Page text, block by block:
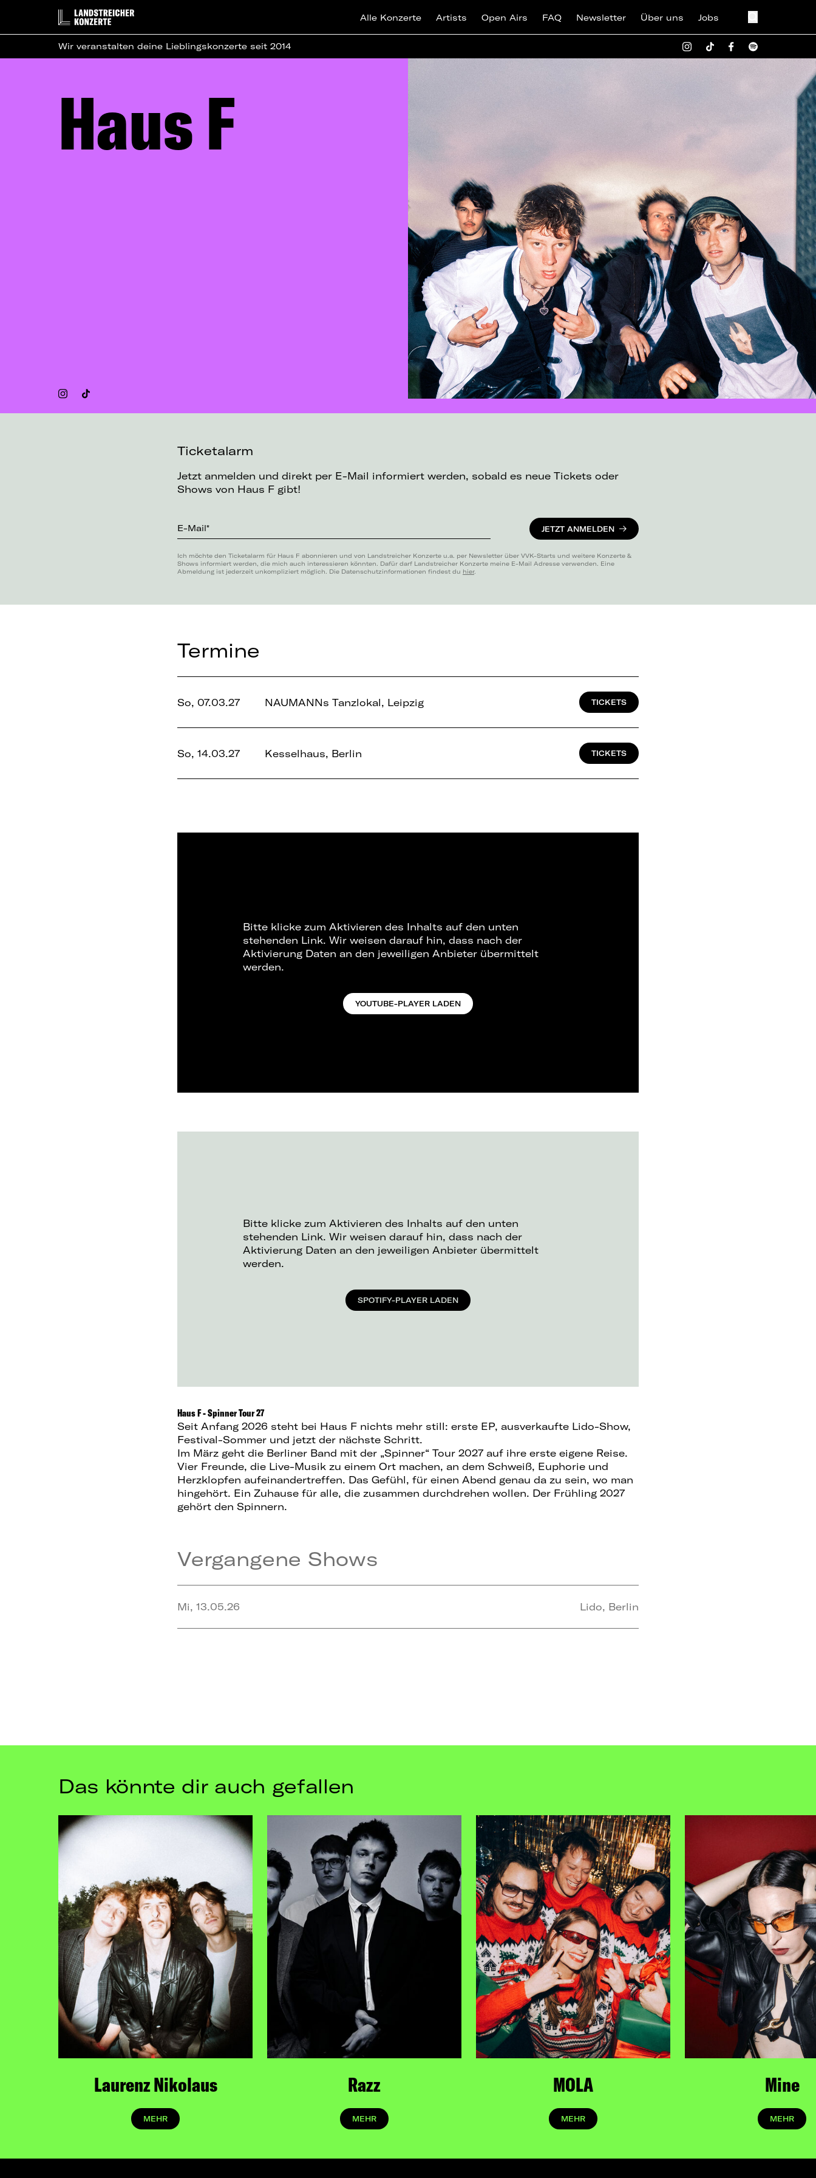
Alle Konzerte Artists Open Airs FAQ Newsletter Über uns Jobs
Wir veranstalten deine Lieblingskonzerte seit 2014
Haus F
Ticketalarm
Jetzt anmelden und direkt per E-Mail informiert werden, sobald es neue Tickets oder
Shows von Haus F gibt!
E-Mail* JETZT ANMELDEN
Ich möchte den Ticketalarm für Haus F abonnieren und von Landstreicher Konzerte u.a. per Newsletter über VVK-Starts und weitere Konzerte &
Shows informiert werden, die mich auch interessieren könnten. Dafür darf Landstreicher Konzerte meine E-Mail Adresse verwenden. Eine
Abmeldung ist jederzeit unkompliziert möglich. Die Datenschutzinformationen findest du hier.
Termine
So, 07.03.27 NAUMANNs Tanzlokal, Leipzig TICKETS
So, 14.03.27 Kesselhaus, Berlin TICKETS
Bitte klicke zum Aktivieren des Inhalts auf den unten
stehenden Link. Wir weisen darauf hin, dass nach der
Aktivierung Daten an den jeweiligen Anbieter übermittelt
werden.
YOUTUBE-PLAYER LADEN
Bitte klicke zum Aktivieren des Inhalts auf den unten
stehenden Link. Wir weisen darauf hin, dass nach der
Aktivierung Daten an den jeweiligen Anbieter übermittelt
werden.
SPOTIFY-PLAYER LADEN
Haus F - Spinner Tour 27
Seit Anfang 2026 steht bei Haus F nichts mehr still: erste EP, ausverkaufte Lido-Show,
Festival-Sommer und jetzt der nächste Schritt.
Im März geht die Berliner Band mit der „Spinner“ Tour 2027 auf ihre erste eigene Reise.
Vier Freunde, die Live-Musik zu einem Ort machen, an dem Schweiß, Euphorie und
Herzklopfen aufeinandertreffen. Das Gefühl, für einen Abend genau da zu sein, wo man
hingehört. Ein Zuhause für alle, die zusammen durchdrehen wollen. Der Frühling 2027
gehört den Spinnern.
Vergangene Shows
Mi, 13.05.26 Lido, Berlin
Das könnte dir auch gefallen
Laurenz Nikolaus
MEHR
Razz
MEHR
MOLA
MEHR
Mine
MEHR